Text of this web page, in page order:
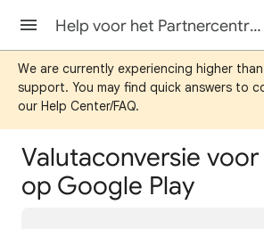
Help voor het Partnercentrum voor Google Play Boeken
We are currently experiencing higher
support. You may find quick answers to
our Help Center/FAQ.
Valutaconversie
op Google Play